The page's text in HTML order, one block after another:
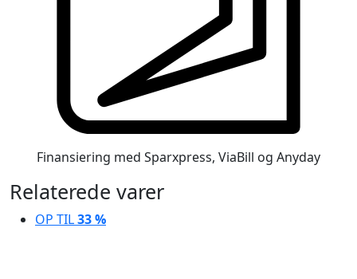
Finansiering med Sparxpress, ViaBill og Anyday
Relaterede varer
OP TIL33 %